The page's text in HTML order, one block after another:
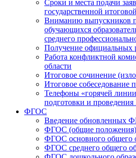
Сроки и места подачи
государственной
Вниманию выпускников
обучающихся
среднего
Получение официальных
Работа конфликтной
области
Итоговое сочинение
Итоговое собеседование
Телефоны «горячей
подготовки и
ФГОС
Введение
ФГОС (общие положения)
ФГОС основного общего
ФГОС среднего общего